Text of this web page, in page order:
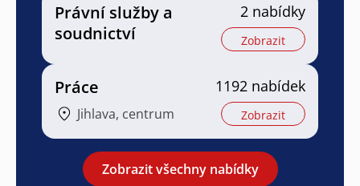
Právní služby a
soudnictví
2 nabídky
Zobrazit
Práce
Jihlava, centrum
1192 nabídek
Zobrazit
Zobrazit všechny nabídky